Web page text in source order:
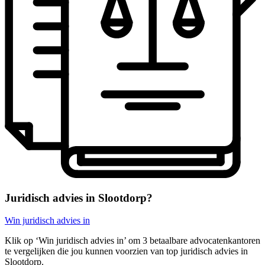
Juridisch advies in Slootdorp?
Win juridisch advies in
Klik op ‘Win juridisch advies in’ om 3 betaalbare advocatenkantoren
te vergelijken die jou kunnen voorzien van top juridisch advies in
Slootdorp.